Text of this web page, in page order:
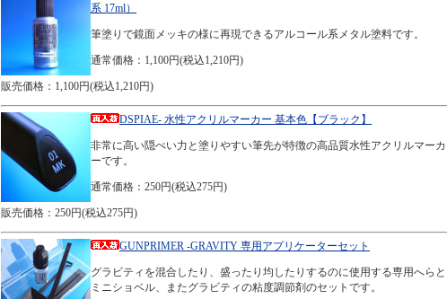
系 17ml）
筆塗りで鏡面メッキの様に再現できるアルコール系メタル塗料です。
通常価格：1,100円(税込1,210円)
販売価格：1,100円(税込1,210円)
DSPIAE- 水性アクリルマーカー 基本色【ブラック】
非常に高い隠ぺい力と塗りやすい筆先が特徴の高品質水性アクリルマーカ
ーです。
通常価格：250円(税込275円)
販売価格：250円(税込275円)
GUNPRIMER -GRAVITY 専用アプリケーターセット
グラビティを混合したり、盛ったり均したりするのに使用する専用へらと
ミニショベル、またグラビティの粘度調節剤のセットです。